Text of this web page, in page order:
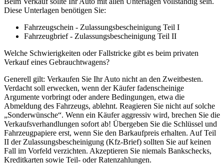
Diese Unterlagen benötigen Sie:
Fahrzeugschein - Zulassungsbescheinigung Teil I
Fahrzeugbrief - Zulassungsbescheinigung Teil II
Welche Schwierigkeiten oder Fallstricke gibt es beim privaten
Verkauf eines Gebrauchtwagens?
Generell gilt: Verkaufen Sie Ihr Auto nicht an den Zweitbesten.
Verdacht soll erwecken, wenn der Käufer fadenscheinige
Argumente vorbringt oder andere Bedingungen, etwa die
Abmeldung des Fahrzeugs, ablehnt. Reagieren Sie nicht auf solche
„Sonderwünsche“. Wenn ein Käufer aggressiv wird, brechen Sie die
Verkaufsverhandlungen sofort ab! Übergeben Sie die Schlüssel und
Fahrzeugpapiere erst, wenn Sie den Barkaufpreis erhalten. Auf Teil
II der Zulassungsbescheinigung (Kfz-Brief) sollten Sie auf keinen
Fall im Vorfeld verzichten. Akzeptieren Sie niemals Bankschecks,
Kreditkarten sowie Teil- oder Ratenzahlungen.